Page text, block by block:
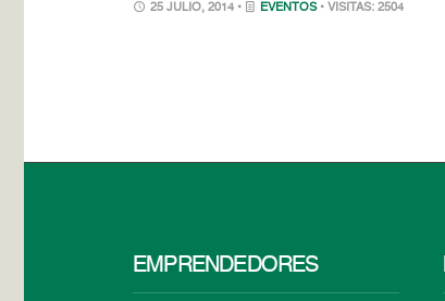
25 JULIO, 2014 • EVENTOS • VISITAS: 2504
EMPRENDEDORES